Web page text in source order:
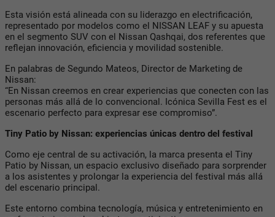
Esta visión está alineada con su liderazgo en electrificación,
representado por modelos como el NISSAN LEAF y su apuesta
en el segmento SUV con el Nissan Qashqai, dos referentes que
reflejan innovación, eficiencia y movilidad sostenible.
En palabras de Segundo Mateos, Director de Marketing de
Nissan:
“En Nissan creemos en crear experiencias que conecten con las
personas más allá de lo convencional. Icónica Sevilla Fest es el
escenario perfecto para expresar ese compromiso”.
Tiny Patio by Nissan: experiencias únicas dentro del festival
Como eje central de su activación, la marca presenta el Tiny
Patio by Nissan, un espacio exclusivo diseñado para sorprender
a los asistentes y prolongar la experiencia del festival más allá
del escenario principal.
Este entorno combina tecnología, música y entretenimiento en